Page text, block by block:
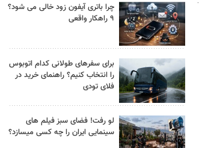
چرا باتری آیفون زود خالی می شود؟
۹ راهکار واقعی
برای سفرهای طولانی کدام اتوبوس
را انتخاب کنیم؟ راهنمای خرید در
فلای تودی
لو رفت! فضای سبز فیلم های
سینمایی ایران را چه کسی میسازد؟